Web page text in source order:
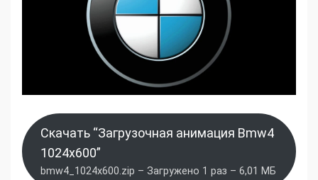
Скачать “Загрузочная анимация Bmw4
1024x600”
bmw4_1024x600.zip – Загружено 1 раз – 6,01 МБ